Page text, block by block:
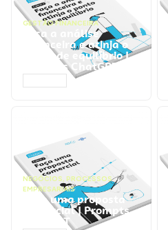
GESTÃO FINANCEIRA
Faça a análise
financeira e atinja o
ponto de equilíbrio |
Prompts ChatGPT
NEGÓCIOS, PROCESSOS
EMPRESARIAIS
Faça uma proposta
comercial | Prompts
ChatGPT